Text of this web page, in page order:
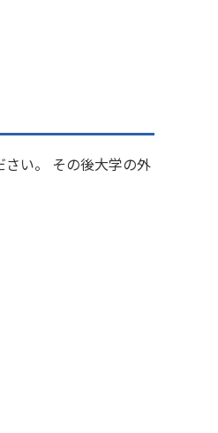
い。 その後大学の外